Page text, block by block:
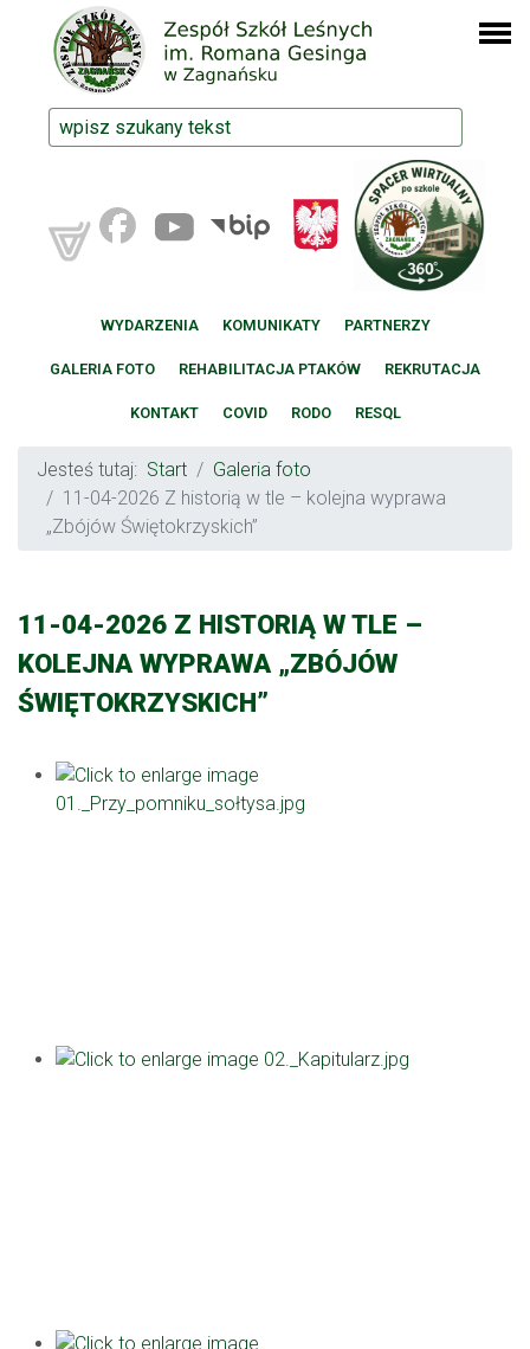
WYDARZENIA KOMUNIKATY PARTNERZY
GALERIA FOTO REHABILITACJA PTAKÓW REKRUTACJA
KONTAKT COVID RODO RESQL
Jesteś tutaj: Start
Galeria foto
11-04-2026 Z historią w tle – kolejna wyprawa
„Zbójów Świętokrzyskich”
11-04-2026 Z HISTORIĄ W TLE –
KOLEJNA WYPRAWA „ZBÓJÓW
ŚWIĘTOKRZYSKICH”